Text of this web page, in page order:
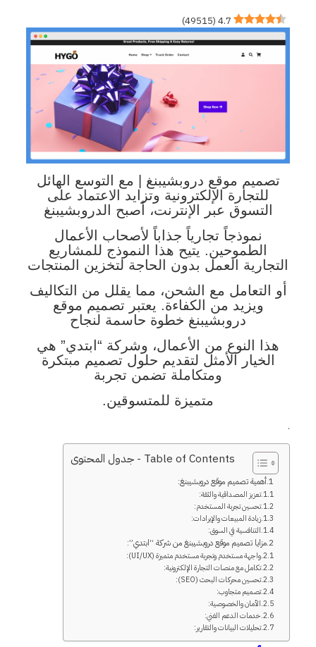
4.7
(
49515
)
تصميم موقع دروبشيبنغ | مع التوسع الهائل
للتجارة الإلكترونية وتزايد الاعتماد على
التسوق عبر الإنترنت، أصبح الدروبشيبنغ
نموذجاً تجارياً جذاباً لأصحاب الأعمال
الطموحين. يتيح هذا النموذج للمشاريع
التجارية العمل بدون الحاجة لتخزين المنتجات
أو التعامل مع الشحن، مما يقلل من التكاليف
ويزيد من الكفاءة. يعتبر تصميم موقع
دروبشيبنغ خطوة حاسمة لنجاح
هذا النوع من الأعمال، وشركة “ابتدي” هي
الخيار الأمثل لتقديم حلول تصميم مبتكرة
ومتكاملة تضمن تجربة
متميزة للمتسوقين.
.
Table of Contents - جدول المحتوى
أهمية تصميم موقع دروبشيبنغ:
تعزيز المصداقية والثقة:
تحسين تجربة المستخدم:
زيادة المبيعات والإيرادات:
التنافسية في السوق:
مزايا تصميم موقع دروبشيبنغ من شركة “ابتدي”:
واجهة مستخدم وتجربة مستخدم متميزة (UI/UX):
تكامل مع منصات التجارة الإلكترونية:
تحسين محركات البحث (SEO):
تصميم متجاوب:
الأمان والخصوصية:
خدمات الدعم الفني:
تحليلات البيانات والتقارير: